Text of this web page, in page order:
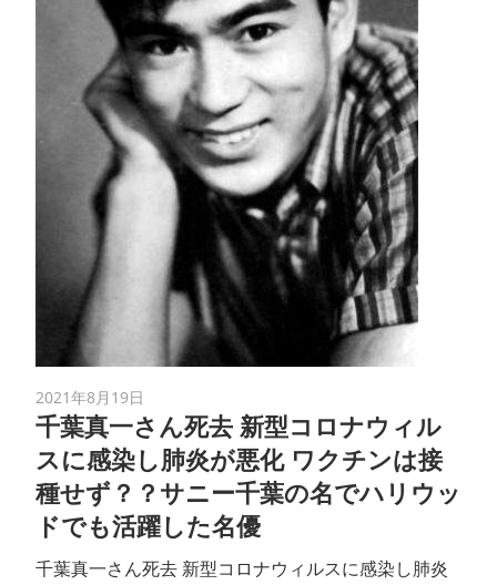
2021年8月19日
千葉真一さん死去 新型コロナウィル
スに感染し肺炎が悪化 ワクチンは接
種せず？？サニー千葉の名でハリウッ
ドでも活躍した名優
千葉真一さん死去 新型コロナウィルスに感染し肺炎